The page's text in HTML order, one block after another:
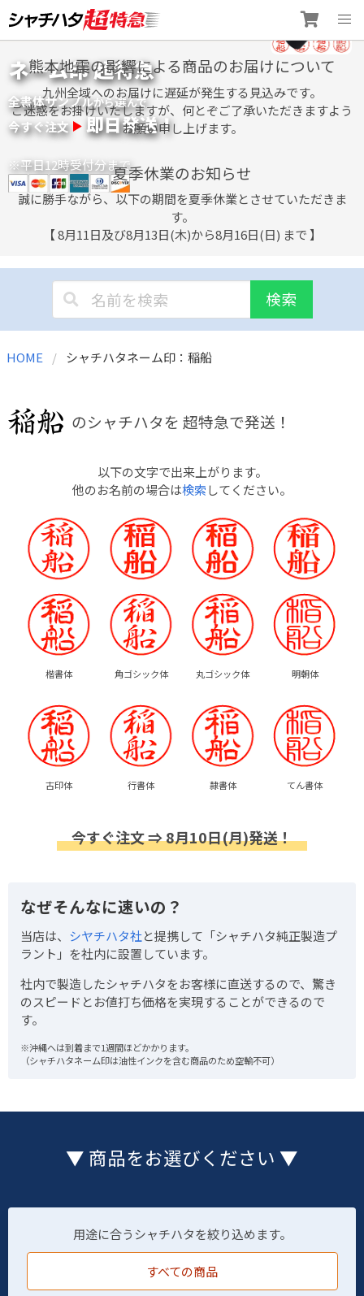
to
content
ネーム印 超特急
全書体サンプルから選んで
今すぐ注文 即日発送！
※平日12時受付分まで
熊本地震の影響による商品のお届けについて
九州全域へのお届けに遅延が発生する見込みです。
ご迷惑をお掛けいたしますが、何とぞご了承いただきますよう
お願い申し上げます。
夏季休業のお知らせ
誠に勝手ながら、以下の期間を夏季休業とさせていただきま
す。
【 8月11日及び8月13日(木)から8月16日(日) まで 】
検索
HOME シャチハタネーム印：稲船
のシャチハタを 超特急で発送！
以下の文字で出来上がります。
他のお名前の場合は検索してください。
楷書体 角ゴシック体 丸ゴシック体 明朝体
古印体 行書体 隷書体 てん書体
今すぐ注文 ⇒ 8月10日(月)発送！
なぜそんなに速いの？
当店は、 シヤチハタ社と提携して「シャチハタ純正製造プ
ラント」を社内に設置しています。
社内で製造したシャチハタをお客様に直送するので、驚き
のスピードとお値打ち価格を実現することができるので
す。
※沖縄へは到着まで1週間ほどかかります。
（シャチハタネーム印は油性インクを含む商品のため空輸不可）
▼ 商品をお選びください ▼
用途に合うシャチハタを絞り込めます。
すべての商品